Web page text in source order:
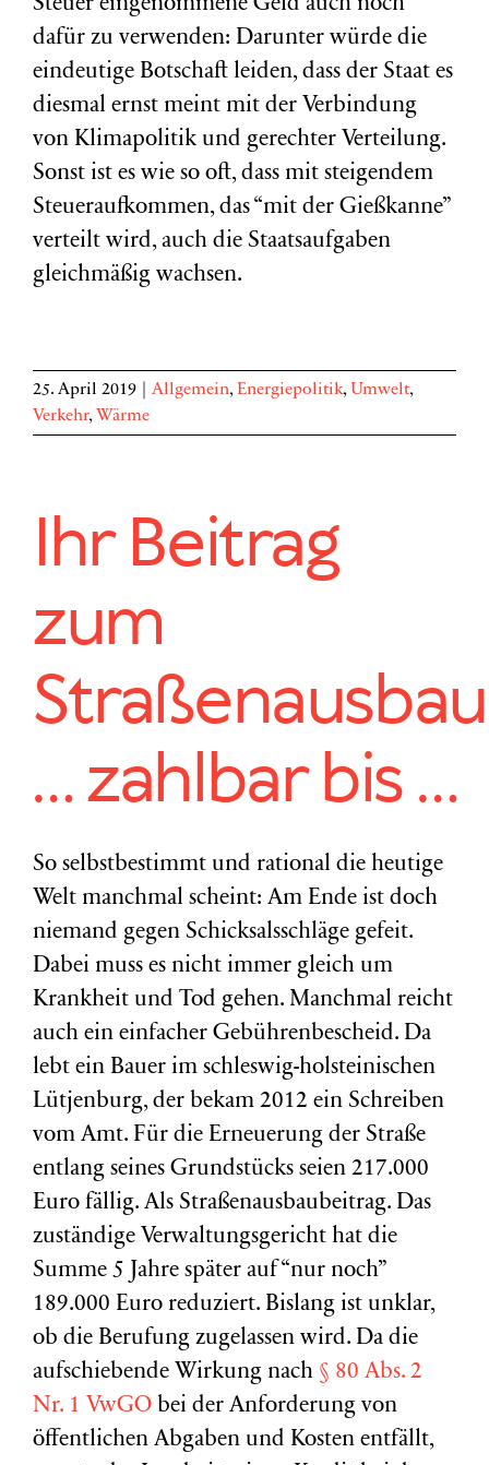
Steuer eingenommene Geld auch noch
dafür zu verwenden: Darunter würde die
eindeutige Botschaft leiden, dass der Staat es
diesmal ernst meint mit der Verbindung
von Klimapolitik und gerechter Verteilung.
Sonst ist es wie so oft, dass mit steigendem
Steueraufkommen, das “mit der Gießkanne”
verteilt wird, auch die Staatsaufgaben
gleichmäßig wachsen.
25. April 2019 Allgemein, Energiepolitik, Umwelt,
Verkehr, Wärme
Ihr Beitrag
zum
Straßenausbau
… zahlbar bis …
So selbstbestimmt und rational die heutige
Welt manchmal scheint: Am Ende ist doch
niemand gegen Schicksalsschläge gefeit.
Dabei muss es nicht immer gleich um
Krankheit und Tod gehen. Manchmal reicht
auch ein einfacher Gebührenbescheid. Da
lebt ein Bauer im schleswig-holsteinischen
Lütjenburg, der bekam 2012 ein Schreiben
vom Amt. Für die Erneuerung der Straße
entlang seines Grundstücks seien 217.000
Euro fällig. Als Straßenausbaubeitrag. Das
zuständige Verwaltungsgericht hat die
Summe 5 Jahre später auf “nur noch”
189.000 Euro reduziert. Bislang ist unklar,
ob die Berufung zugelassen wird. Da die
aufschiebende Wirkung nach § 80 Abs. 2
Nr. 1 VwGO bei der Anforderung von
öffentlichen Abgaben und Kosten entfällt,